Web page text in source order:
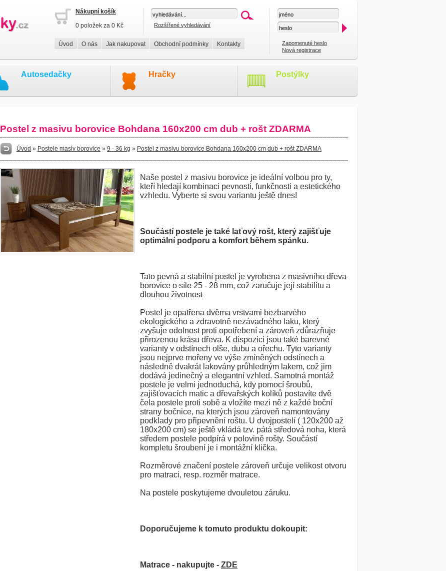
Nákupní košík
0 položek za 0 Kč
Rozšířené vyhledávání
Úvod O nás Jak nakupovat Obchodní podmínky Kontakty
Zapomenuté heslo
Nová registrace
Autosedačky Hračky Postýlky
Postel z masivu borovice Bohdana 160x200 cm dub + rošt ZDARMA
Úvod » Postele masiv borovice » 9 - 36 kg » Postel z masivu borovice Bohdana 160x200 cm dub + rošt ZDARMA
Naše postel z masivu borovice je ideální volbou pro ty,
kteří hledají kombinaci pevnosti, funkčnosti a estetického
vzhledu. Vyberte si svou variantu ještě dnes!
Součástí postele je také laťový rošt, který zajišťuje
optimální podporu a komfort během spánku.
Tato pevná a stabilní postel je vyrobena z masivního dřeva
borovice o síle 25 - 28 mm, což zaručuje její stabilitu a
dlouhou životnost
Postel je opatřena dvěma vrstvami bezbarvého
ekologického a zdravotně nezávadného laku, který
zvyšuje odolnost proti opotřebení a zároveň zdůrazňuje
přirozenou krásu dřeva. K dispozici jsou také barevné
varianty v odstínech olše, dubu a ořechu. Tyto varianty
jsou nejprve mořeny ve výše zmíněných odstínech a
následně dvakrát lakovány průhledným lakem, což jim
dodává jedinečný a elegantní vzhled. Samotná montáž
postele je velmi jednoduchá, kdy pomocí šroubů,
zajišťovacích matic a dřevařských kolíků postavíte dvě
čela postele proti sobě a vložíte mezi ně z každé boční
strany bočnice, na kterých jsou zároveň namontovány
podklady pro připevnění roštu. U dvojpostelí ( 120x200 až
180x200 cm) se ještě vkládá tzv. pátá středová noha, která
středem postele podpírá v polovině rošty. Součástí
kompletu šroubení je i montážní klička.
Rozměrové značení postele zároveň určuje velikost otvoru
pro matraci, resp. rozměr matrace.
Na postele poskytujeme dvouletou záruku.
Doporučujeme k tomuto produktu dokoupit:
Matrace - nakupujte - ZDE